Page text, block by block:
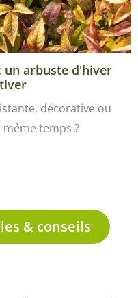
un arbuste d'hiver
décorative ou
temps ?
& conseils